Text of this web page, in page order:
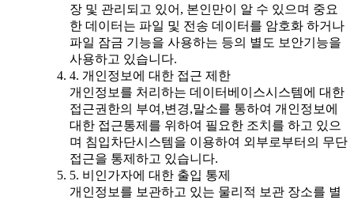
장 및 관리되고 있어, 본인만이 알 수 있으며 중요
한 데이터는 파일 및 전송 데이터를 암호화 하거나
파일 잠금 기능을 사용하는 등의 별도 보안기능을
사용하고 있습니다.
4. 개인정보에 대한 접근 제한
개인정보를 처리하는 데이터베이스시스템에 대한
접근권한의 부여,변경,말소를 통하여 개인정보에
대한 접근통제를 위하여 필요한 조치를 하고 있으
며 침입차단시스템을 이용하여 외부로부터의 무단
접근을 통제하고 있습니다.
5. 비인가자에 대한 출입 통제
개인정보를 보관하고 있는 물리적 보관 장소를 별